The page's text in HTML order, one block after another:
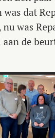
was dat
nu was
aan de